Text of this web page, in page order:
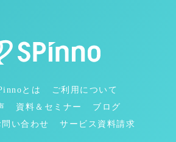
とは
ご利用について
資料＆セミナー
ブログ
問い合わせ サービス資料請求